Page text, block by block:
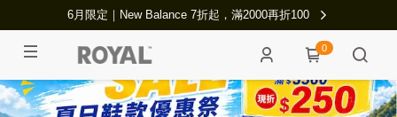
6月限定｜New Balance 7折起，滿2000再折100
0